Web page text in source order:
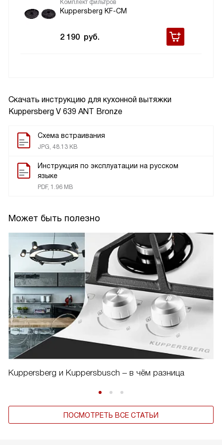
Скачать инструкцию для кухонной вытяжки
Kuppersberg V 639 ANT Bronze
Схема встраивания
JPG, 48.13 KB
Инструкция по эксплуатации на русском
языке
PDF, 1.96 MB
Может быть полезно
Kuppersberg и Kuppersbusch – в чём разница
ПОСМОТРЕТЬ ВСЕ СТАТЬИ
Комплект фильтров
Kuppersberg KF-CM
2 190 руб.